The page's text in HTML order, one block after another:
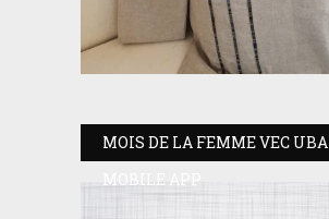
MOIS DE LA FEMME VEC UBA
MOBILE APP